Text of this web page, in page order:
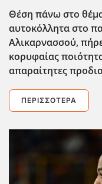
Θέση πάνω στο
αυτοκόλλητα στο
Αλικαρνασσού,
κορυφαίας
απαραίτητες
ΠΕΡΙΣΣΌΤΕΡΑ